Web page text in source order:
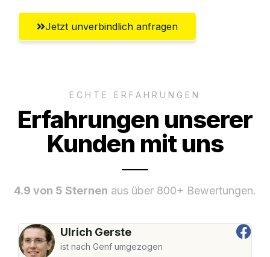
Jetzt unverbindlich anfragen
ECHTE ERFAHRUNGEN
Erfahrungen unserer
Kunden mit uns
4.9 von 5 Sternen aus über 800+ Bewertungen.
Ulrich Gerste
ist nach Genf umgezogen